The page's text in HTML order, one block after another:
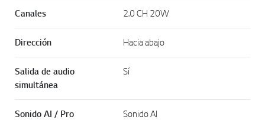
Canales 2.0 CH 20W
Dirección Hacia abajo
Salida de audio
simultánea
Sí
Sonido AI / Pro Sonido AI